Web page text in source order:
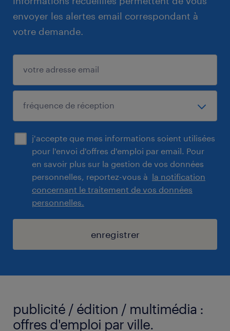
envoyer les alertes email correspondant à
votre demande.
j'accepte que mes informations soient utilisées
pour l'envoi d'offres d'emploi par email. Pour
en savoir plus sur la gestion de vos données
personnelles, reportez-vous à la notification
concernant le traitement de vos données
personnelles.
enregistrer
publicité / édition / multimédia :
offres d'emploi par ville.